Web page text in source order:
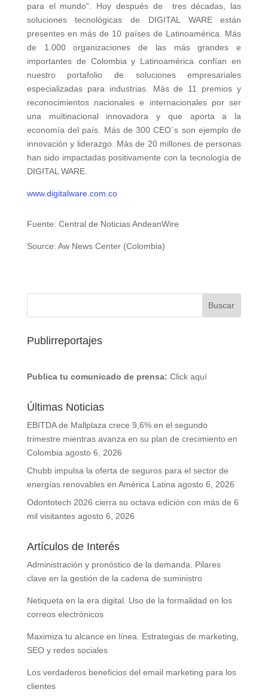
para el mundo”. Hoy después de tres décadas, las
soluciones tecnológicas de DIGITAL WARE están
presentes en más de 10 países de Latinoamérica. Más
de 1.000 organizaciones de las más grandes e
importantes de Colombia y Latinoamérica confían en
nuestro portafolio de soluciones empresariales
especializadas para industrias. Más de 11 premios y
reconocimientos nacionales e internacionales por ser
una multinacional innovadora y que aporta a la
economía del país. Más de 300 CEO´s son ejemplo de
innovación y liderazgo. Más de 20 millones de personas
han sido impactadas positivamente con la tecnología de
DIGITAL WARE.
www.digitalware.com.co
Fuente: Central de Noticias AndeanWire
Source: Aw News Center (Colombia)
Publirreportajes
Publica tu comunicado de prensa: Click aquí
Últimas Noticias
EBITDA de Mallplaza crece 9,6% en el segundo
trimestre mientras avanza en su plan de crecimiento en
Colombia agosto 6, 2026
Chubb impulsa la oferta de seguros para el sector de
energías renovables en América Latina agosto 6, 2026
Odontotech 2026 cierra su octava edición con más de 6
mil visitantes agosto 6, 2026
Artículos de Interés
Administración y pronóstico de la demanda. Pilares
clave en la gestión de la cadena de suministro
Netiqueta en la era digital. Uso de la formalidad en los
correos electrónicos
Maximiza tu alcance en línea. Estrategias de marketing,
SEO y redes sociales
Los verdaderos beneficios del email marketing para los
clientes